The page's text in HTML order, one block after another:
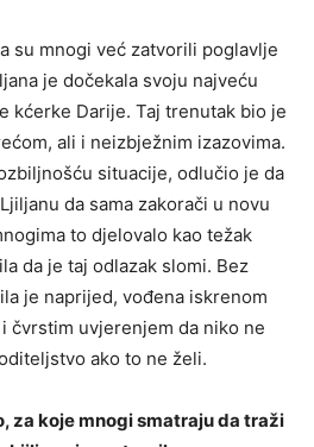
su mnogi već zatvorili poglavlje
je dočekala svoju najveću
kćerke Darije. Taj trenutak bio je
ali i neizbježnim izazovima.
situacije, odlučio je da
da sama zakorači u novu
to djelovalo kao težak
da je taj odlazak slomi. Bez
je naprijed, vođena iskrenom
čvrstim uvjerenjem da niko ne
ako to ne želi.
za koje mnogi smatraju da traži